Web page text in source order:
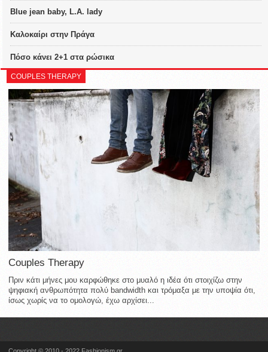
Blue jean baby, L.A. lady
Καλοκαίρι στην Πράγα
Πόσο κάνει 2+1 στα ρώσικα
COUPLES THERAPY
Couples Therapy
Πριν κάτι μήνες μου καρφώθηκε στο μυαλό η ιδέα ότι στοιχίζω στην
ψηφιακή ανθρωπότητα πολύ bandwidth και τρόμαξα με την υποψία ότι,
ίσως χωρίς να το ομολογώ, έχω αρχίσει...